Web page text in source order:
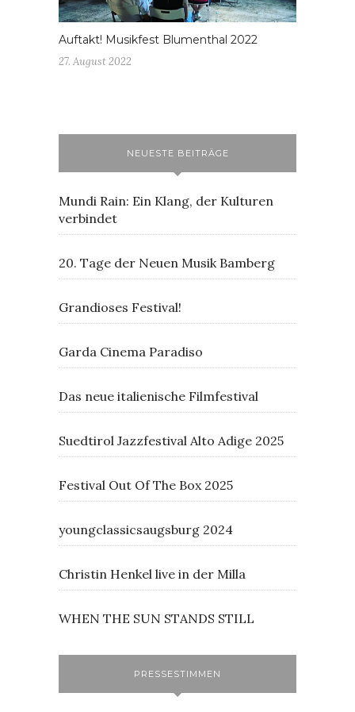
Auftakt! Musikfest Blumenthal 2022
27. August 2022
NEUESTE BEITRÄGE
Mundi Rain: Ein Klang, der Kulturen
verbindet
20. Tage der Neuen Musik Bamberg
Grandioses Festival!
Garda Cinema Paradiso
Das neue italienische Filmfestival
Suedtirol Jazzfestival Alto Adige 2025
Festival Out Of The Box 2025
youngclassicsaugsburg 2024
Christin Henkel live in der Milla
WHEN THE SUN STANDS STILL
PRESSESTIMMEN